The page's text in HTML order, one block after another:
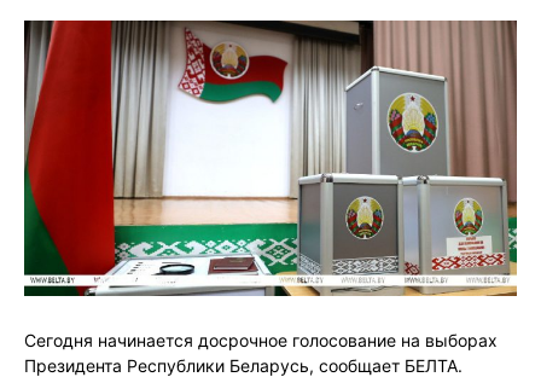
Сегодня начинается досрочное голосование на выборах
Президента Республики Беларусь, сообщает БЕЛТА.